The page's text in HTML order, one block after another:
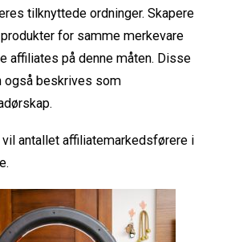
tilknyttede ordninger. Skapere
for samme merkevare
affiliates på denne måten. Disse
også beskrives som
antallet affiliatemarkedsførere i